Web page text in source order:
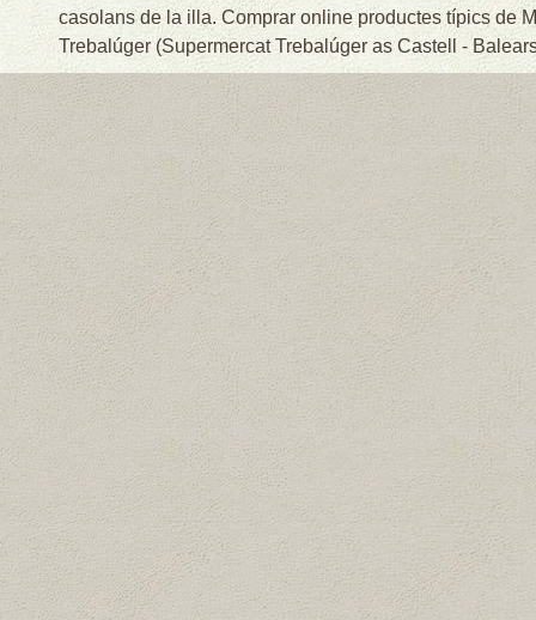
casolans de la illa. Comprar online productes típics de
Trebalúger (Supermercat Trebalúger as Castell -